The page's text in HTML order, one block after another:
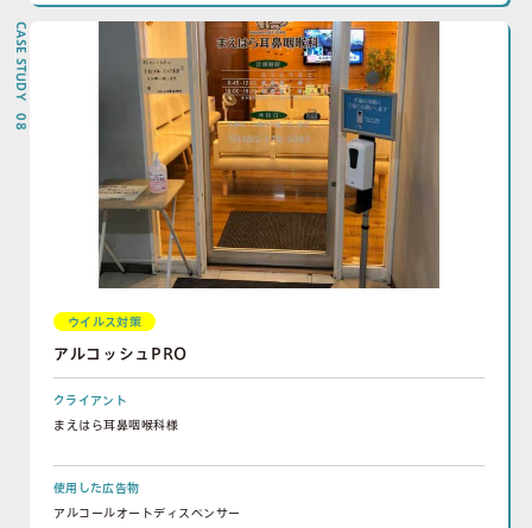
CASE STUDY 08
ウイルス対策
アルコッシュPRO
クライアント
まえはら耳鼻咽喉科様
使用した広告物
アルコールオートディスペンサー